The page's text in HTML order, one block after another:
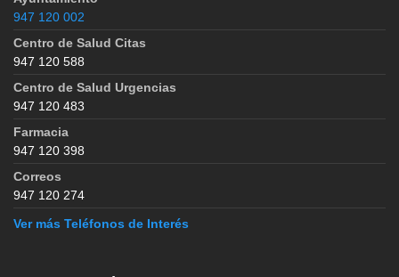
947 120 002
Centro de Salud Citas
947 120 588
Centro de Salud Urgencias
947 120 483
Farmacia
947 120 398
Correos
947 120 274
Ver más Teléfonos de Interés